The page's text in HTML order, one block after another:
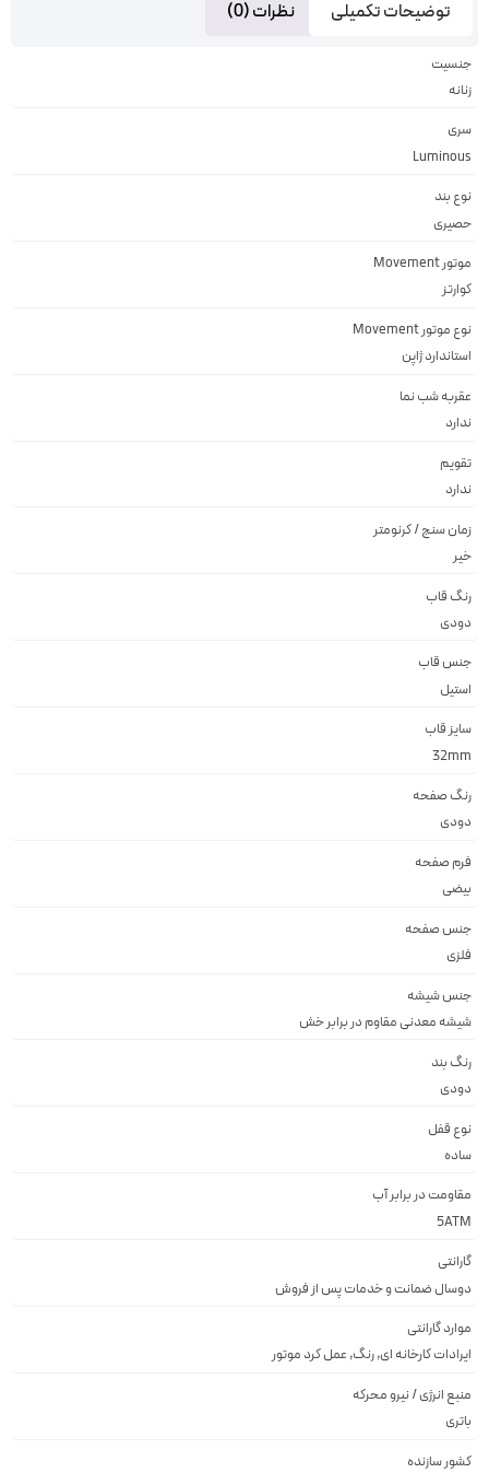
توضیحات تکمیلی نظرات (0)
جنسیت
زنانه
سری
Luminous
نوع بند
حصیری
موتور Movement
کوارتز
نوع موتور Movement
استاندارد ژاپن
عقربه شب نما
ندارد
تقویم
ندارد
زمان سنج / کرنومتر
خیر
رنگ قاب
دودى
جنس قاب
استيل
سایز قاب
32mm
رنگ صفحه
دودى
فرم صفحه
بيضى
جنس صفحه
فلزى
جنس شیشه
شيشه معدنى مقاوم در برابر خش
رنگ بند
دودى
نوع قفل
ساده
مقاومت در برابر آب
5ATM
گارانتی
دوسال ضمانت و خدمات پس از فروش
موارد گارانتی
ایرادات کارخانه ای, رنگ, عمل کرد موتور
منبع انرژی / نیرو محرکه
باتری
کشور سازنده